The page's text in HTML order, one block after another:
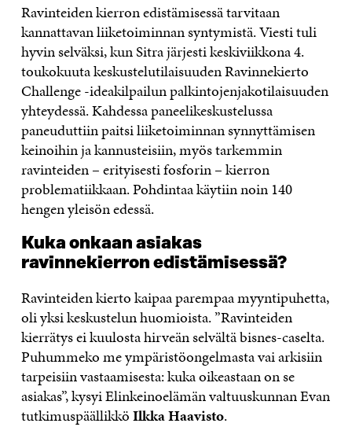
Ravinteiden kierron edistämisessä tarvitaan
kannattavan liiketoiminnan syntymistä. Viesti tuli
hyvin selväksi, kun Sitra järjesti keskiviikkona 4.
toukokuuta keskustelutilaisuuden Ravinnekierto
Challenge -ideakilpailun palkintojenjakotilaisuuden
yhteydessä. Kahdessa paneelikeskustelussa
paneuduttiin paitsi liiketoiminnan synnyttämisen
keinoihin ja kannusteisiin, myös tarkemmin
ravinteiden – erityisesti fosforin – kierron
problematiikkaan. Pohdintaa käytiin noin 140
hengen yleisön edessä.
Kuka onkaan asiakas
ravinnekierron edistämisessä?
Ravinteiden kierto kaipaa parempaa myyntipuhetta,
oli yksi keskustelun huomioista. ”Ravinteiden
kierrätys ei kuulosta hirveän selvältä bisnes-caselta.
Puhummeko me ympäristöongelmasta vai arkisiin
tarpeisiin vastaamisesta: kuka oikeastaan on se
asiakas”, kysyi Elinkeinoelämän valtuuskunnan Evan
tutkimuspäällikköIlkka Haavisto.